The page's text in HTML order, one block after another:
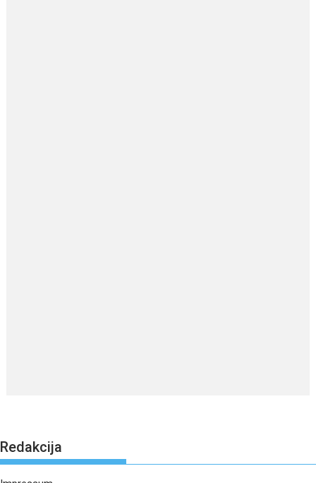
Redakcija